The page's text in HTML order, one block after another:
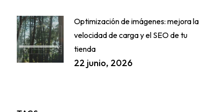
Optimización de imágenes: mejora la
velocidad de carga y el SEO de tu
tienda
22 junio, 2026